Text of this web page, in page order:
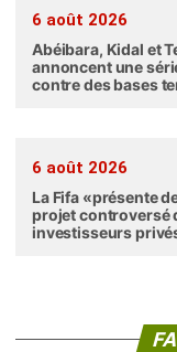
6 août 2026
Abéibara, Kidal et
annoncent une
contre des bases
6 août 2026
La Fifa «présente
projet controversé
investisseurs